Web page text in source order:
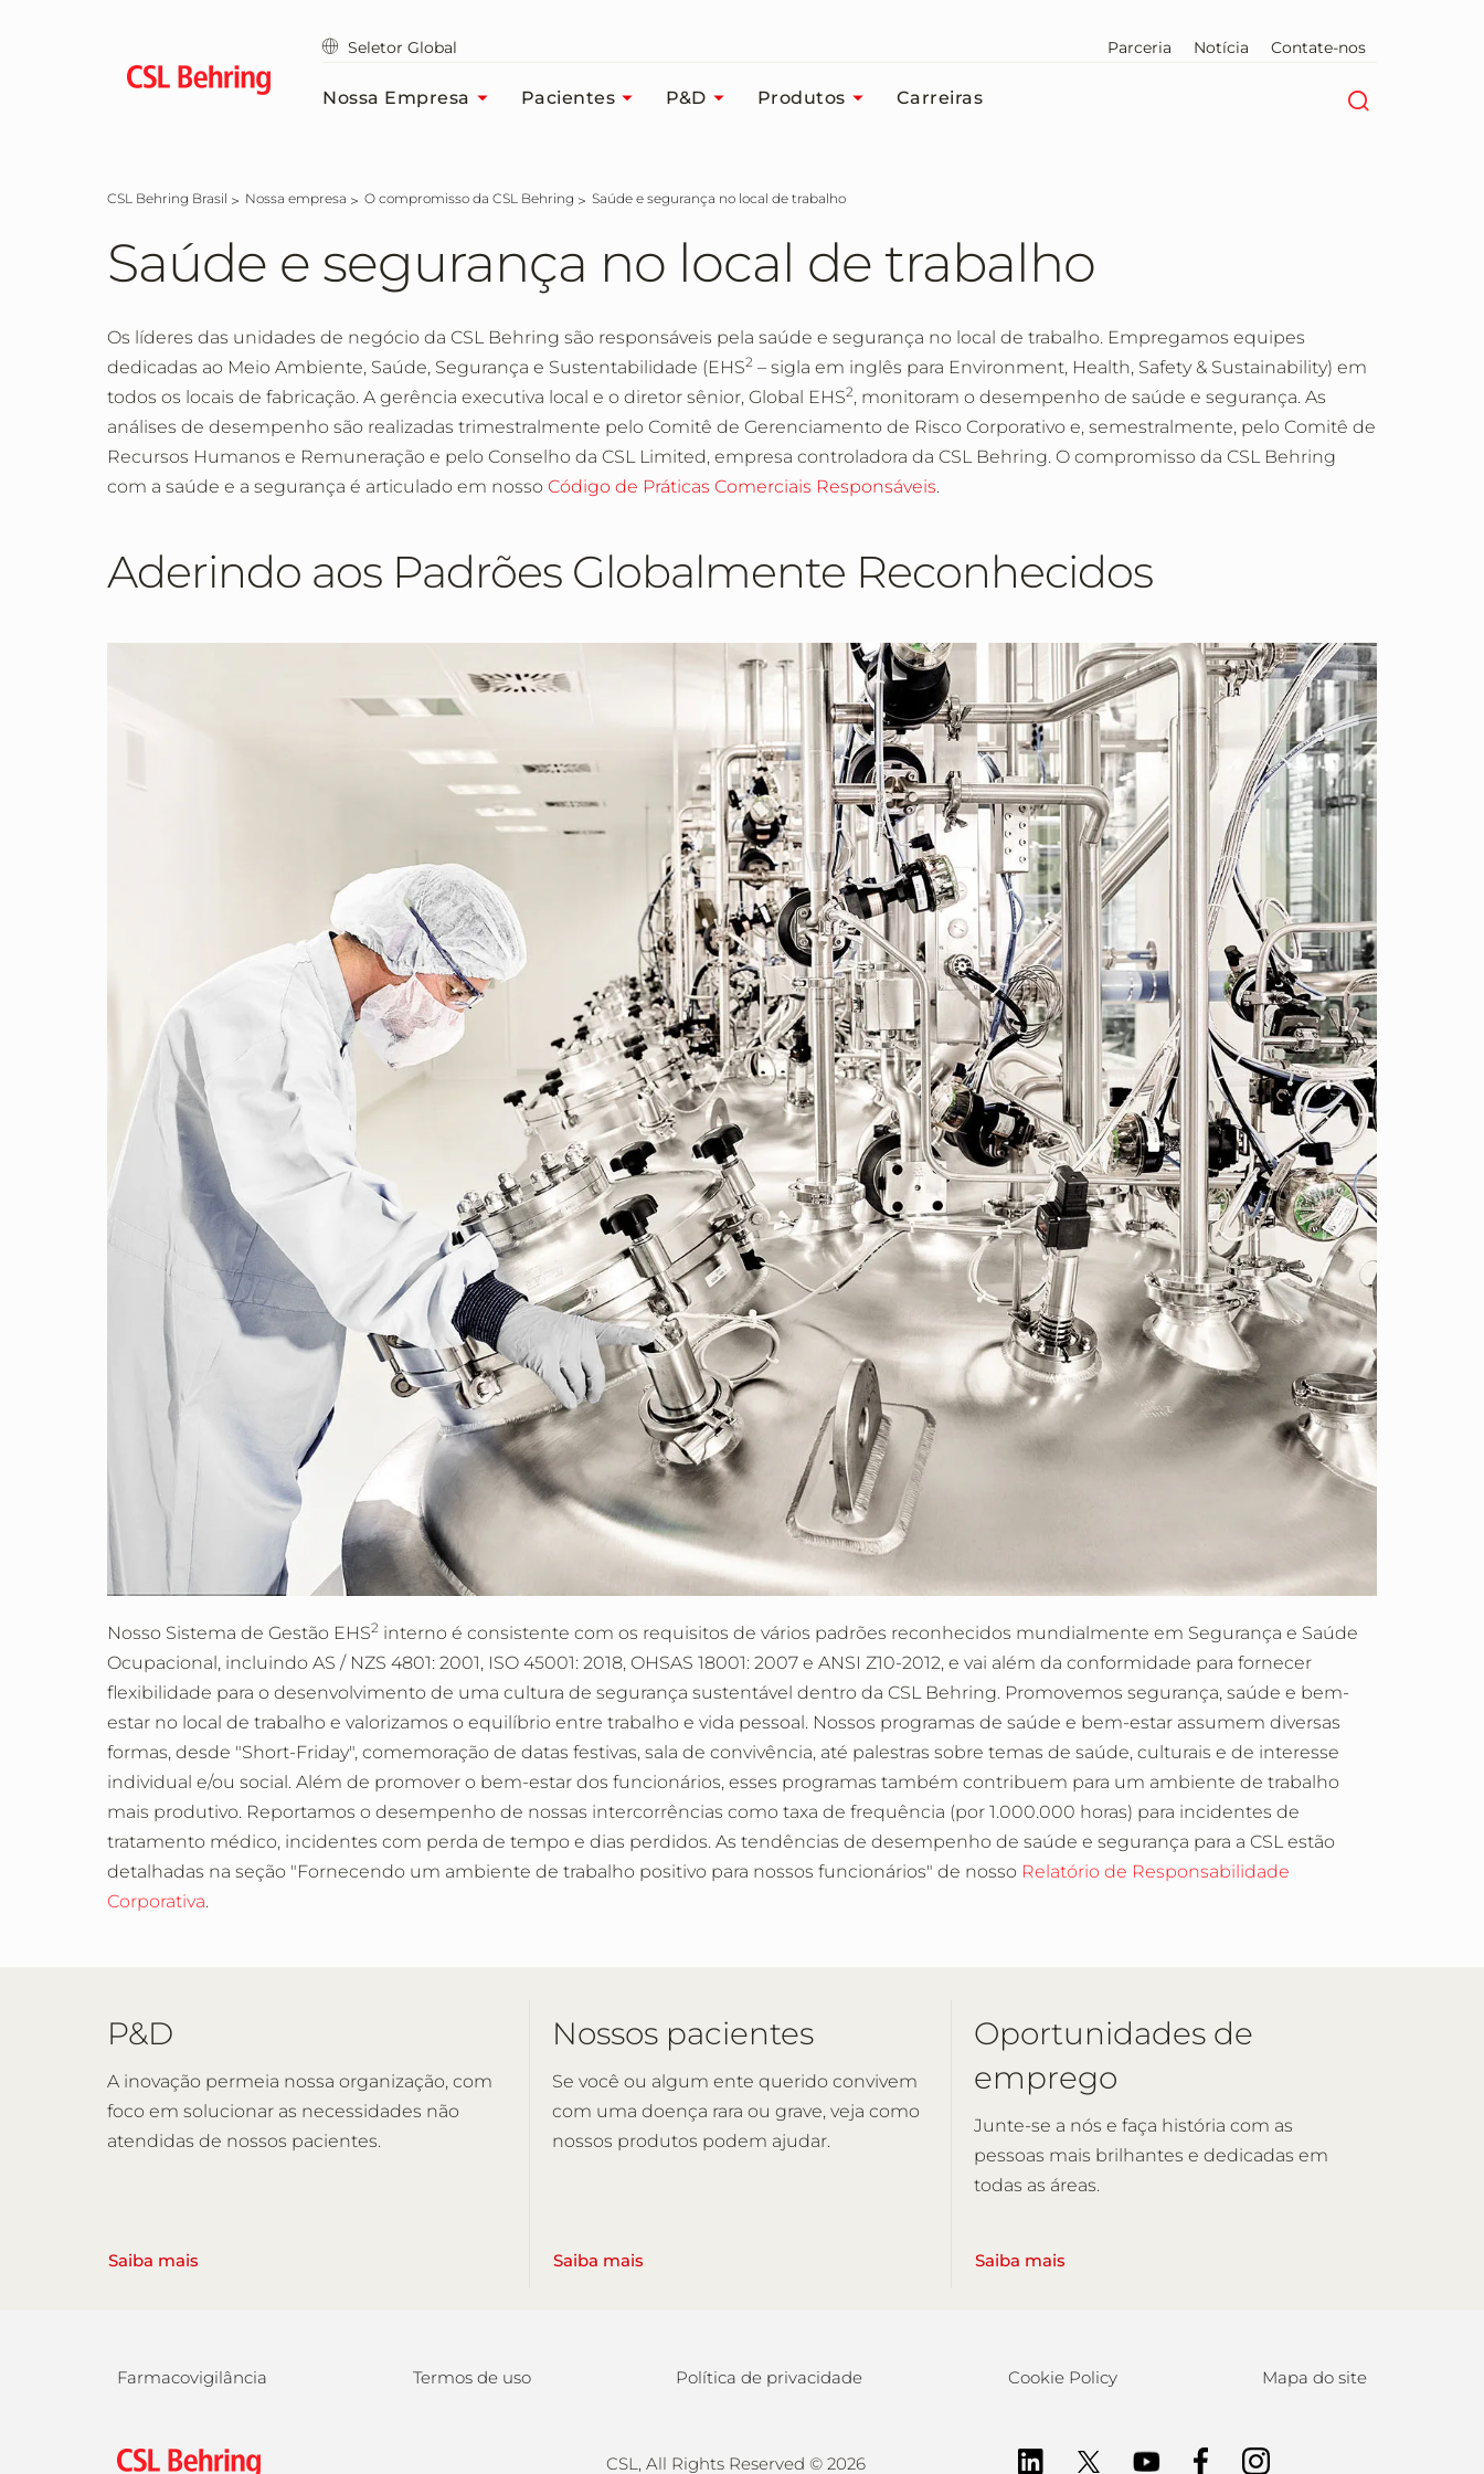
Seletor Global Parceria Notícia Contate-nos
Nossa Empresa Pacientes P&D Produtos Carreiras
CSL Behring Brasil Nossa empresa O compromisso da CSL Behring Saúde e segurança no local de trabalho
Saúde e segurança no local de trabalho
Os líderes das unidades de negócio da CSL Behring são responsáveis pela saúde e segurança no local de trabalho. Empregamos equipes
dedicadas ao Meio Ambiente, Saúde, Segurança e Sustentabilidade (EHS2 – sigla em inglês para Environment, Health, Safety & Sustainability) em
todos os locais de fabricação. A gerência executiva local e o diretor sênior, Global EHS2, monitoram o desempenho de saúde e segurança. As
análises de desempenho são realizadas trimestralmente pelo Comitê de Gerenciamento de Risco Corporativo e, semestralmente, pelo Comitê de
Recursos Humanos e Remuneração e pelo Conselho da CSL Limited, empresa controladora da CSL Behring. O compromisso da CSL Behring
com a saúde e a segurança é articulado em nosso Código de Práticas Comerciais Responsáveis.
Aderindo aos Padrões Globalmente Reconhecidos
Nosso Sistema de Gestão EHS2 interno é consistente com os requisitos de vários padrões reconhecidos mundialmente em Segurança e Saúde
Ocupacional, incluindo AS / NZS 4801: 2001, ISO 45001: 2018, OHSAS 18001: 2007 e ANSI Z10-2012, e vai além da conformidade para fornecer
flexibilidade para o desenvolvimento de uma cultura de segurança sustentável dentro da CSL Behring. Promovemos segurança, saúde e bem-
estar no local de trabalho e valorizamos o equilíbrio entre trabalho e vida pessoal. Nossos programas de saúde e bem-estar assumem diversas
formas, desde "Short-Friday", comemoração de datas festivas, sala de convivência, até palestras sobre temas de saúde, culturais e de interesse
individual e/ou social. Além de promover o bem-estar dos funcionários, esses programas também contribuem para um ambiente de trabalho
mais produtivo. Reportamos o desempenho de nossas intercorrências como taxa de frequência (por 1.000.000 horas) para incidentes de
tratamento médico, incidentes com perda de tempo e dias perdidos. As tendências de desempenho de saúde e segurança para a CSL estão
detalhadas na seção "Fornecendo um ambiente de trabalho positivo para nossos funcionários" de nosso Relatório de Responsabilidade
Corporativa.
P&D
A inovação permeia nossa organização, com
foco em solucionar as necessidades não
atendidas de nossos pacientes.
Saiba mais
Nossos pacientes
Se você ou algum ente querido convivem
com uma doença rara ou grave, veja como
nossos produtos podem ajudar.
Saiba mais
Oportunidades de
emprego
Junte-se a nós e faça história com as
pessoas mais brilhantes e dedicadas em
todas as áreas.
Saiba mais
Farmacovigilância Termos de uso Política de privacidade Cookie Policy Mapa do site
CSL, All Rights Reserved © 2026